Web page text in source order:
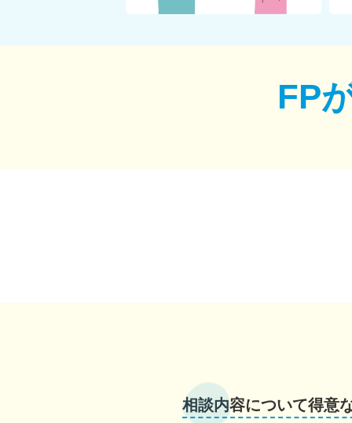
FP
相談内容について得意